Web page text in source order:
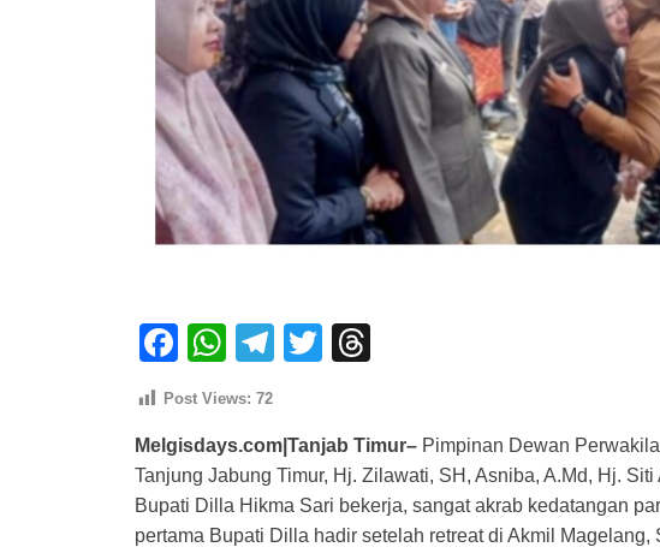
F
a
e
b
o
W
s
A
p
T
gr
a
m
T
er a
d
s
Post Views: 72
Melgisdays.com|Tanjab Timur– Pimpinan Dewan
Tanjung Jabung Timur, Hj. Zilawati, SH, Asniba, A.Md, Hj.
Bupati Dilla Hikma Sari bekerja, sangat akrab kedatangan
pertama Bupati Dilla hadir setelah retreat di Akmil Magelang,